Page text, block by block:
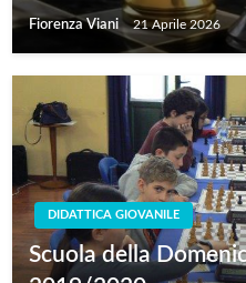
Fiorenza Viani 21 Aprile 2026
DIDATTICA GIOVANILE
Scuola della